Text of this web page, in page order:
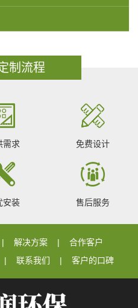
制流程
需求 免费设计
安装 售后服务
解决方案
合作客户
联系我们 客户的口碑